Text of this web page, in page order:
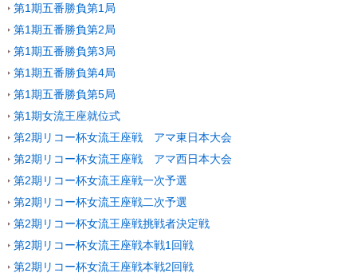
第1期五番勝負第1局
第1期五番勝負第2局
第1期五番勝負第3局
第1期五番勝負第4局
第1期五番勝負第5局
第1期女流王座就位式
第2期リコー杯女流王座戦 アマ東日本大会
第2期リコー杯女流王座戦 アマ西日本大会
第2期リコー杯女流王座戦一次予選
第2期リコー杯女流王座戦二次予選
第2期リコー杯女流王座戦挑戦者決定戦
第2期リコー杯女流王座戦本戦1回戦
第2期リコー杯女流王座戦本戦2回戦